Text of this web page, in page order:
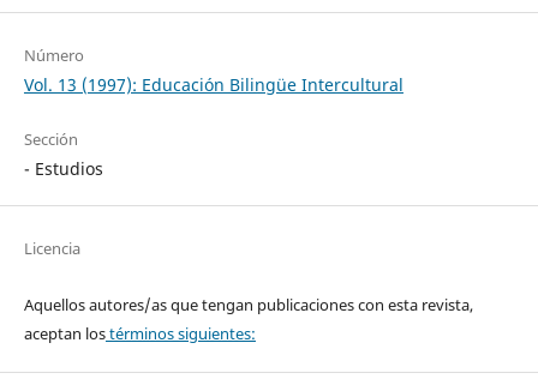
Número
Vol. 13 (1997): Educación Bilingüe Intercultural
Sección
- Estudios
Licencia
Aquellos autores/as que tengan publicaciones con esta revista,
aceptan lostérminos siguientes: